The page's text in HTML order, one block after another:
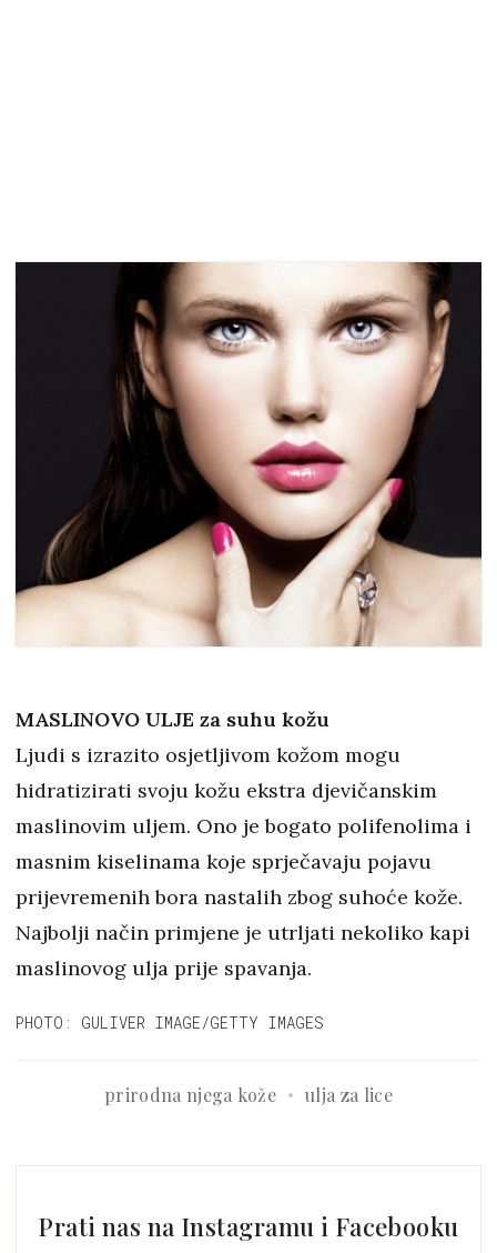
MASLINOVO ULJE za suhu kožu
Ljudi s izrazito osjetljivom kožom mogu
hidratizirati svoju kožu ekstra djevičanskim
maslinovim uljem. Ono je bogato polifenolima i
masnim kiselinama koje sprječavaju pojavu
prijevremenih bora nastalih zbog suhoće kože.
Najbolji način primjene je utrljati nekoliko kapi
maslinovog ulja prije spavanja.
PHOTO: GULIVER IMAGE/GETTY IMAGES
prirodna njega kože ulja za lice
Prati nas na Instagramu i Facebooku